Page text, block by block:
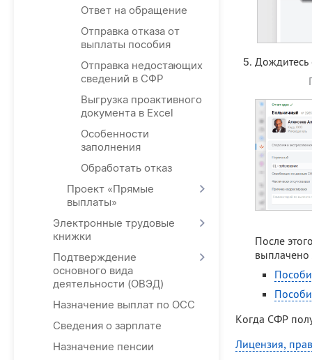
Ответ на обращение
Отправка отказа от
выплаты пособия
Отправка недостающих
сведений в СФР
Выгрузка проактивного
документа в Excel
Особенности
заполнения
Обработать отказ
Проект «Прямые
выплаты»
Электронные трудовые
книжки
Подтверждение
основного вида
деятельности (ОВЭД)
Назначение выплат по ОСС
Сведения о зарплате
Назначение пенсии
Дождитесь
После
Когда СФР
Лицензия,